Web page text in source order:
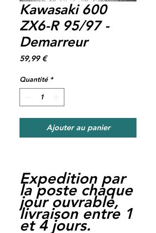
Kawasaki 600
ZX6-R 95/97 -
Demarreur
59,99 €Prix
Quantité *
Ajouter au panier
Expedition par
la poste chaque
jour ouvrable,
livraison entre 1
et 4 jours.